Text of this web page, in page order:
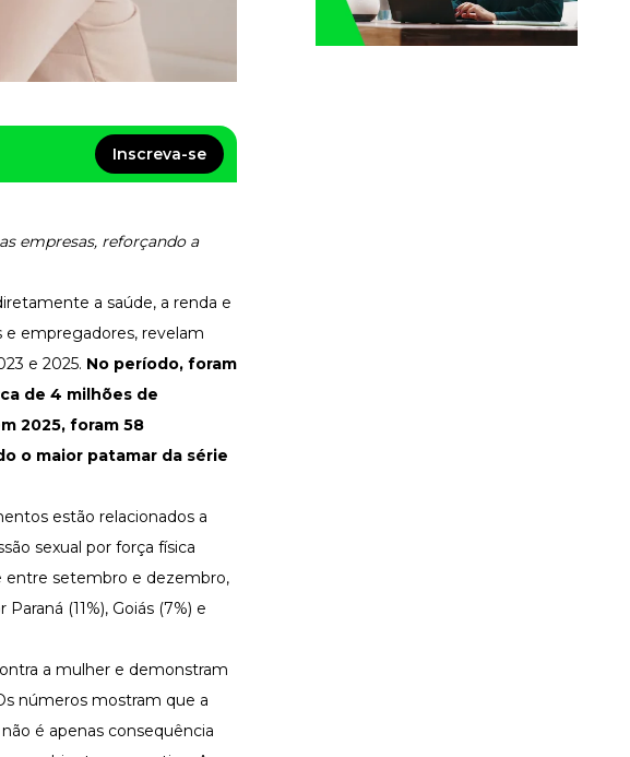
Inscreva-se
empresas, reforçando a
a saúde, a renda e
e empregadores, revelam
e 2025. No período, foram
de 4 milhões de
2025, foram 58
o maior patamar da série
estão relacionados a
sexual por força física
entre setembro e dezembro,
(11%), Goiás (7%) e
a mulher e demonstram
números mostram que a
é apenas consequência